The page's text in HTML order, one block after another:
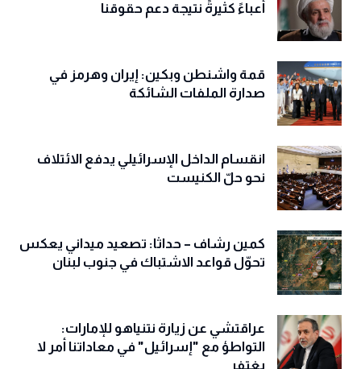
أعباءً كثيرةً نتيجة دعم حقوقنا
قمة واشنطن وبكين: إيران وهرمز في
صدارة الملفات الشائكة
انقسام الداخل الإسرائيلي يدفع الائتلاف
نحو حلّ الكنيست
كمين رشاف – حداثا: تصعيد ميداني يعكس
تحوّل قواعد الاشتباك في جنوب لبنان
عراقتشي عن زيارة نتنياهو للإمارات:
التواطؤ مع "إسرائيل" في معاداتنا أمر لا
يغتفر